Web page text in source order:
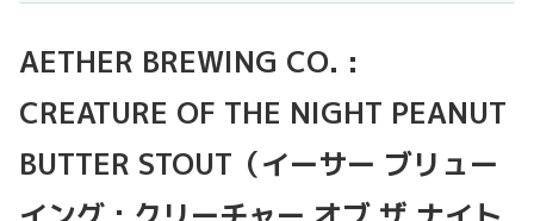
AETHER BREWING CO. :
CREATURE OF THE NIGHT PEANUT
BUTTER STOUT（イーサー ブリュー